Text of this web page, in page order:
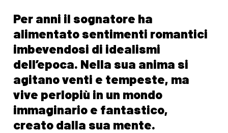
Per anni il sognatore ha
alimentato sentimenti romantici
imbevendosi di idealismi
dell’epoca. Nella sua anima si
agitano venti e tempeste, ma
vive perlopiù in un mondo
immaginario e fantastico,
creato dalla sua mente.